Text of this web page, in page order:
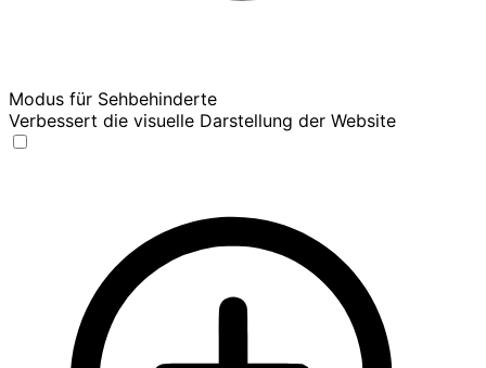
Modus für Sehbehinderte
Verbessert die visuelle Darstellung der Website